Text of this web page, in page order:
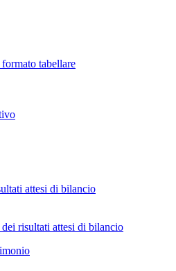
tabellare
attesi di bilancio
risultati attesi di bilancio